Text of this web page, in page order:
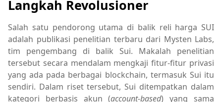
Langkah Revolusioner
Salah satu pendorong utama di balik reli harga SUI
adalah publikasi penelitian terbaru dari Mysten Labs,
tim pengembang di balik Sui. Makalah penelitian
tersebut secara mendalam mengkaji fitur-fitur privasi
yang ada pada berbagai blockchain, termasuk Sui itu
sendiri. Dalam riset tersebut, Sui ditempatkan dalam
kategori berbasis akun (account-based) yang sama